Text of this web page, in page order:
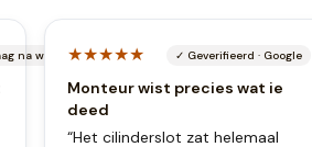
na werkbon★★★★★ ✓ Geverifieerd · Google
Monteur wist precies wat ie
deed
“Het cilinderslot zat helemaal